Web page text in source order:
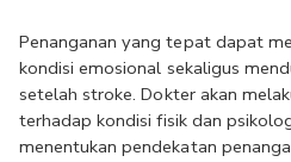
Penanganan yang tepat dapat
kondisi emosional sekaligus
setelah stroke. Dokter akan
terhadap kondisi fisik dan
menentukan pendekatan